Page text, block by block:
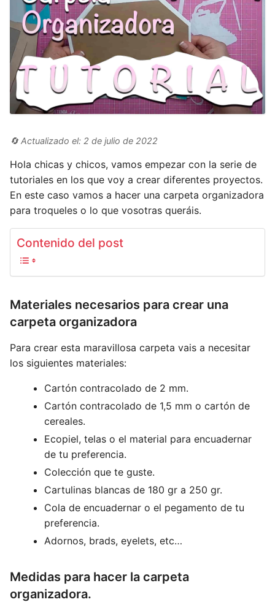
🔄 Actualizado el: 2 de julio de 2022
Hola chicas y chicos, vamos empezar con la serie de
tutoriales en los que voy a crear diferentes proyectos.
En este caso vamos a hacer una carpeta organizadora
para troqueles o lo que vosotras queráis.
Contenido del post
Materiales necesarios para crear una
carpeta organizadora
Para crear esta maravillosa carpeta vais a necesitar
los siguientes materiales:
Cartón contracolado de 2 mm.
Cartón contracolado de 1,5 mm o cartón de
cereales.
Ecopiel, telas o el material para encuadernar
de tu preferencia.
Colección que te guste.
Cartulinas blancas de 180 gr a 250 gr.
Cola de encuadernar o el pegamento de tu
preferencia.
Adornos, brads, eyelets, etc…
Medidas para hacer la carpeta
organizadora.